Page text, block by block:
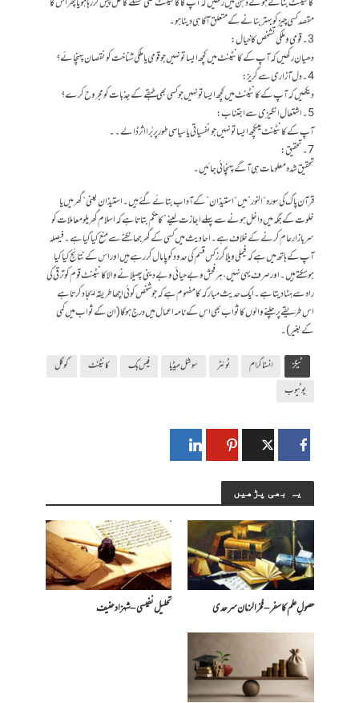
مقصد کسی چیز کو بہتر بنانے کے متعلق آگاہی دینا ہو۔
3۔ قومی و ملکی تشخص کا خیال:
دھیان رکھیں کہ آپ کے کانٹینٹ میں کچھ ایسا تو نہیں جو قومی یا ملکی شناخت کو نقصان پہنچائے؟
4۔دل آزاری سے گریز:
دیکھیں کہ آپ کے کانٹینٹ میں کچھ ایسا تو نہیں جو کسی بھی طبقے کے جذبات کو مجروح کرے؟
5۔ اشتعال انگیزی سے اجتناب:
آپ کے کانٹینٹ میںکچھ ایسا تو نہیں جو نفسیاتی یا سیاسی طور پر بُرا اثر ڈالے۔۔
7۔ تحقیق:
تحقیق شدہ معلومات ہی آگے پہنچائی جائیں۔
قرآن پاک کی سورہ “النور” میں “استیذان” کے آداب بتائے گئے ہیں۔ استیذان یعنی “گھر میں یا
خلوت کے جگہ میں داخل ہونے سے پہلے اجازت لینے” کا حکم بتاتا ہے کہ اسلام گھریلو معاملات کو
سربازار عام کرنے کے خلاف ہے۔ احادیث میں کسی کے گھر جھانکنے سے منع کیا گیا ہے۔ فیصلہ
آپ کے ہاتھ میں ہے کہ فیملی ویلاگرز کس قسم کی حدود کو پامال کر رہے ہیں اور اس کے نتائج کیا کیا
ہوسکتے ہیں۔ اور صرف یہی نہیں، ہر فحش و بےحیائی و بےدینی پھیلانے والاکانٹینٹ قوم کو ترقی کی
راہ سے ہٹا دیتا ہے۔ ایک حدیث مبارکہ کا مفہوم ہے کہ جو شخص کوئی اچھا طریقہ ایجاد کرتا ہے
اس طریقے پر چلنے والوں کا ثواب بھی اس کے نامہ اعمال میں درج ہوگا( ان کے ثواب میں کمی
کے بغیر)۔
ٹیگز انسٹاگرام ٹوئٹر سوشل میڈیا فیس بک کانٹینٹ
گوگل
یوٹیوب
یہ بھی پڑھیں
حصولِ علم کا سفر – فخرالزمان سرحدی تحلیل نفیسی – شہزاد حنیف